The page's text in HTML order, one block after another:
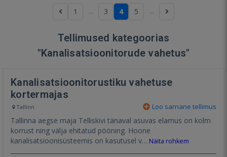
1 ... 3 4 5 ...
Tellimused kategoorias
"Kanalisatsioonitorude vahetus"
Kanalisatsioonitorustiku vahetuse
kortermajas
Tallinn Loo sarnane tellimus
Tallinna aegse maja Telliskivi tänaval asuvas elamus on kolm
korrust ning välja ehitatud pööning. Hoone
kanalisatsioonisüsteemis on kasutusel v… Näita rohkem